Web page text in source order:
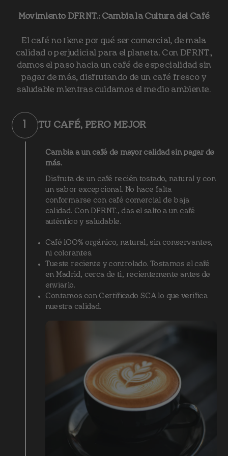
Movimiento DFRNT.: Cambia la Cultura del Café
El café no tiene por qué ser comercial, de mala
calidad o perjudicial para el planeta. Con DFRNT.,
damos el paso hacia un café de especialidad sin
pagar de más, disfrutando de un café fresco y
saludable mientras cuidamos el medio ambiente.
1 TU CAFÉ, PERO MEJOR
Cambia a un café de mayor calidad sin pagar de
más.
Disfruta de un café recién tostado, natural y con
un sabor excepcional. No hace falta
conformarse con café comercial de baja
calidad. Con DFRNT., das el salto a un café
auténtico y saludable.
Café 100% orgánico, natural, sin conservantes,
ni colorantes.
Tueste reciente y controlado. Tostamos el café
en Madrid, cerca de ti, recientemente antes de
enviarlo.
Contamos con Certificado SCA lo que verifica
nuestra calidad.